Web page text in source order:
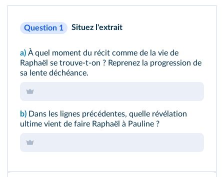
Question 1 Situez l'extrait
a) À quel moment du récit comme de la vie de
Raphaël se trouve-t-on ? Reprenez la progression de
sa lente déchéance.
b) Dans les lignes précédentes, quelle révélation
ultime vient de faire Raphaël à Pauline ?